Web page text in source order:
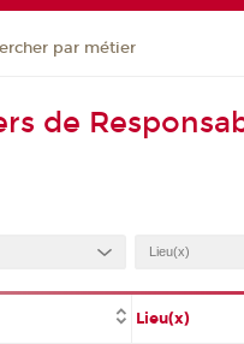
par métier
de
Lieu(x)